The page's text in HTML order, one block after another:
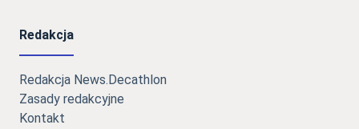
Redakcja
Redakcja News.Decathlon
Zasady redakcyjne
Kontakt